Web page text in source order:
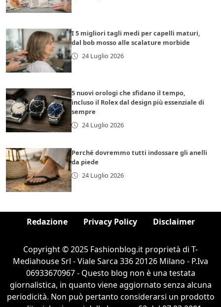
I 5 migliori tagli medi per capelli maturi,
dal bob mosso alle scalature morbide
24 Luglio 2026
5 nuovi orologi che sfidano il tempo,
incluso il Rolex dal design più essenziale di
sempre
24 Luglio 2026
Perché dovremmo tutti indossare gli anelli
da piede
24 Luglio 2026
Redazione Privacy Policy Disclaimer
Copyright © 2025 Fashionblog.it proprietà di T-
Mediahouse Srl - Viale Sarca 336 20126 Milano - P.Iva
06933670967 - Questo blog non è una testata
giornalistica, in quanto viene aggiornato senza alcuna
periodicità. Non può pertanto considerarsi un prodotto